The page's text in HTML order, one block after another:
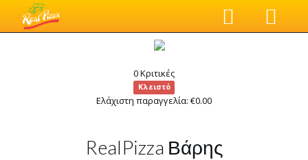
0 Κριτικές
Κλειστό
Ελάχιστη παραγγελία: €0.00
RealPizza Βάρης